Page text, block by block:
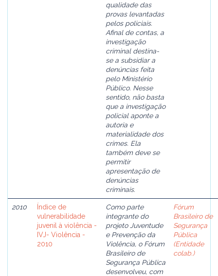
qualidade das
provas levantadas
pelos policiais.
Afinal de contas, a
investigação
criminal destina-
se a subsidiar a
denúncias feita
pelo Ministério
Público. Nesse
sentido, não basta
que a investigação
policial aponte a
autoria e
materialidade dos
crimes. Ela
também deve se
permitir
apresentação de
denúncias
criminais.
2010
Índice de
vulnerabilidade
juvenil à violência -
IVJ- Violência -
2010
Como parte
integrante do
projeto Juventude
e Prevenção da
Violência, o Fórum
Brasileiro de
Segurança Pública
desenvolveu, com
Fórum
Brasileiro de
Segurança
Pública
(Entidade
colab.)